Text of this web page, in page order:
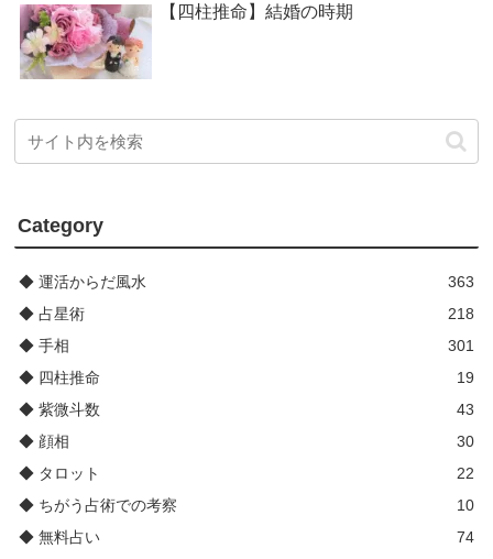
【四柱推命】結婚の時期
Category
◆ 運活からだ風水
363
◆ 占星術
218
◆ 手相
301
◆ 四柱推命
19
◆ 紫微斗数
43
◆ 顔相
30
◆ タロット
22
◆ ちがう占術での考察
10
◆ 無料占い
74